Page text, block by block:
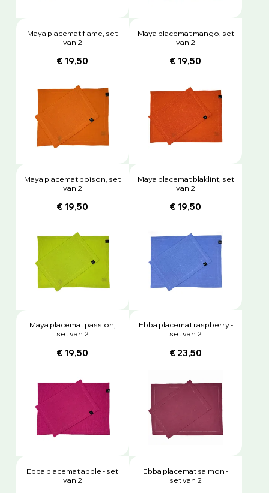
Maya placemat flame, set
van 2
€ 19,50
Maya placemat mango, set
van 2
€ 19,50
Maya placemat poison, set
van 2
€ 19,50
Maya placemat blaklint, set
van 2
€ 19,50
Maya placemat passion,
set van 2
€ 19,50
Ebba placemat raspberry -
set van 2
€ 23,50
Ebba placemat apple - set
van 2
Ebba placemat salmon -
set van 2